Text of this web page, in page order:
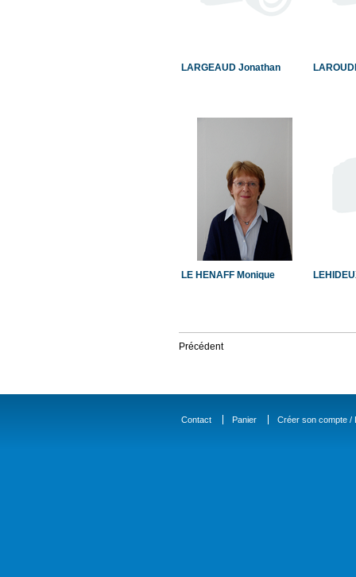
LARGEAUD Jonathan
LE HENAFF Monique
Précédent
Contact Panier Créer son compte /